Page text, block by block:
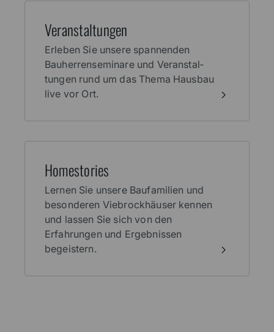
Veran­stal­tungen
Erleben Sie unsere spannenden
Bauherren­seminare und Veranstal­
tungen rund um das Thema Haus­bau
live vor Ort.
Home­stories
Lernen Sie unsere Baufamilien und
besonderen Viebrockhäuser kennen
und lassen Sie sich von den
Erfahrungen und Ergebnissen
begeistern.